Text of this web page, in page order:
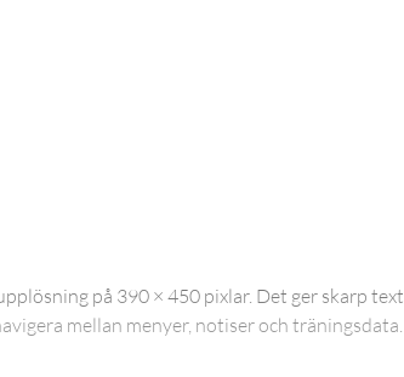
på 390 × 450 pixlar. Det ger skarp text
mellan menyer, notiser och träningsdata.